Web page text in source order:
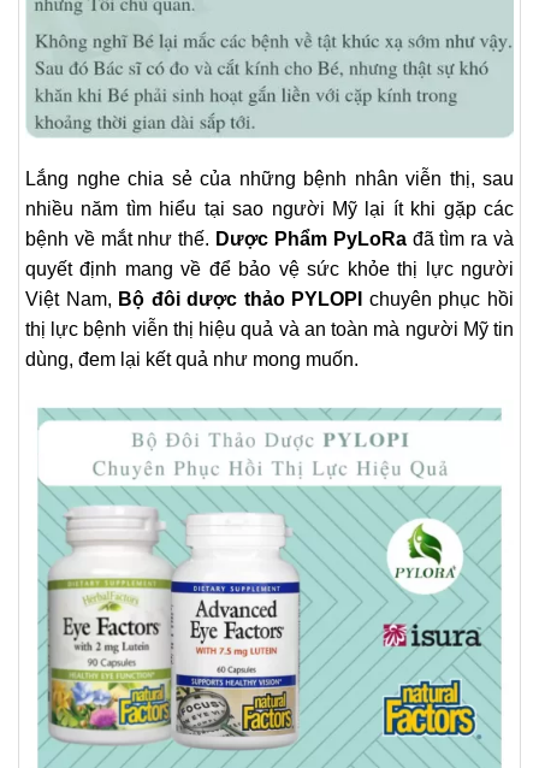
Lắng nghe chia sẻ của những bệnh nhân viễn thị, sau
nhiều năm tìm hiểu tại sao người Mỹ lại ít khi gặp các
bệnh về mắt như thế. Dược Phẩm PyLoRađã tìm ra và
quyết định mang về để bảo vệ sức khỏe thị lực người
Việt Nam, Bộ đôi dược thảo PYLOPI chuyên phục hồi
thị lực bệnh viễn thị hiệu quả và an toàn mà người Mỹ tin
dùng, đem lại kết quả như mong muốn.